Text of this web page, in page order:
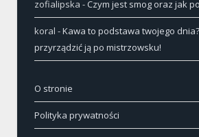
zofialipska -Czym jest smog oraz jak
koral -Kawa to podstawa twojego
przyrządzić ją po mistrzowsku!
O stronie
Polityka prywatności